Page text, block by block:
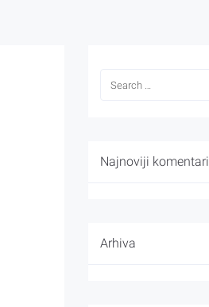
Najnoviji komentari
Arhiva